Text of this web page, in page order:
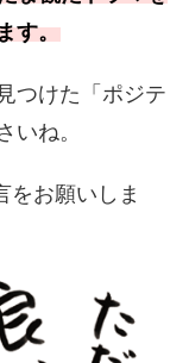
す。
つけた「ポジテ
いね。
をお願いしま